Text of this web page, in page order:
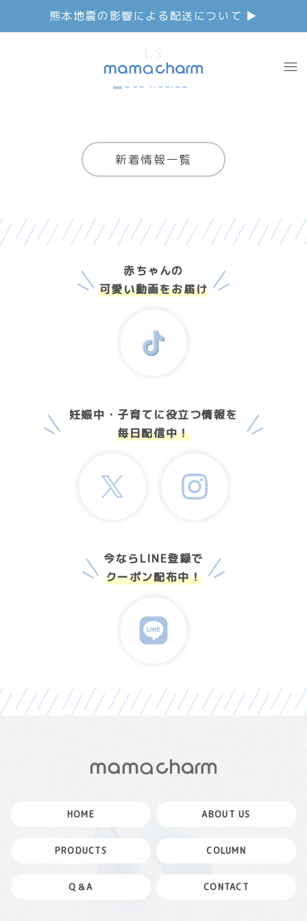
熊本地震の影響による配送について ▶︎
2024.08.22
新着情報一覧
赤ちゃんの
可愛い動画をお届け
妊娠中・子育てに役立つ情報を
毎日配信中！
今ならLINE登録で
クーポン配布中！
HOME ABOUT US
PRODUCTS COLUMN
Q＆A CONTACT